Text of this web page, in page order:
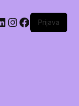
Prijava